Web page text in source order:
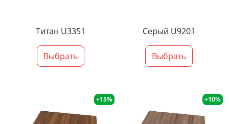
Титан U3351
Выбрать
Серый U9201
Выбрать
+15% +10%